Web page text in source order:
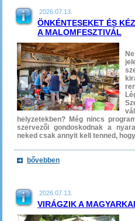
2026.07.13.
ÖNKÉNTESEKET ÉS
A MALOMFESZTIVÁL
helyzetekben? Még nincs
szervezői gondoskodnak a
neked csak annyit kell tenned,
bővebben
2026.07.13.
VIRÁGZIK A